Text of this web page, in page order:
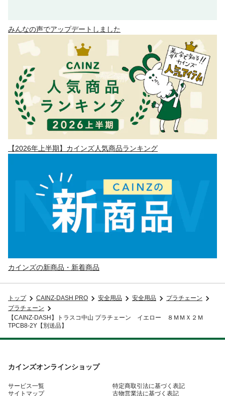
みんなの声でアップデートしました
【2026年上半期】カインズ人気商品ランキング
カインズの新商品・新着商品
トップ CAINZ-DASH PRO 安全用品 安全用品
プラチェーン
プラチェーン
【CAINZ-DASH】トラスコ中山 プラチェーン イエロー ８ＭＭＸ２Ｍ
TPCB8-2Y【別送品】
カインズオンラインショップ
サービス一覧
サイトマップ
特定商取引法に基づく表記
古物営業法に基づく表記